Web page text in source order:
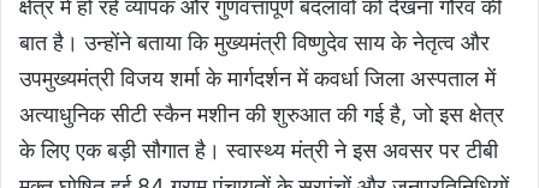
क्षेत्र में हो रहे व्यापक और गुणवत्तापूर्ण बदलावों को देखना गौरव की
बात है। उन्होंने बताया कि मुख्यमंत्री विष्णुदेव साय के नेतृत्व और
उपमुख्यमंत्री विजय शर्मा के मार्गदर्शन में कवर्धा जिला अस्पताल में
अत्याधुनिक सीटी स्कैन मशीन की शुरुआत की गई है, जो इस क्षेत्र
के लिए एक बड़ी सौगात है। स्वास्थ्य मंत्री ने इस अवसर पर टीबी